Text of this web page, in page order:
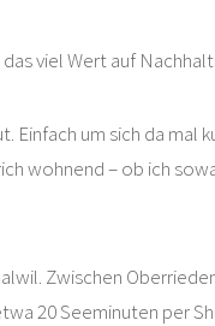
viel Wert auf
Einfach um sich da mal
wohnend – ob ich
Zwischen
20 Seeminuten per